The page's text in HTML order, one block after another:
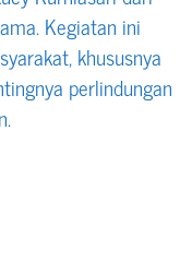
Kegiatan ini
khususnya
perlindungan